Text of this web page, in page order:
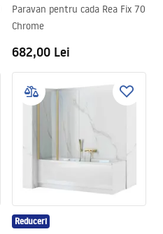
Paravan pentru cada Rea Fix 70
Chrome
682,00 Lei
Reduceri